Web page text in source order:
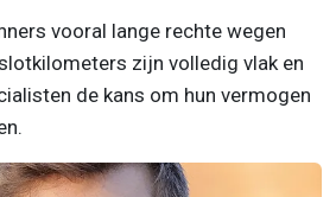
vooral lange rechte wegen
zijn volledig vlak en
de kans om hun vermogen